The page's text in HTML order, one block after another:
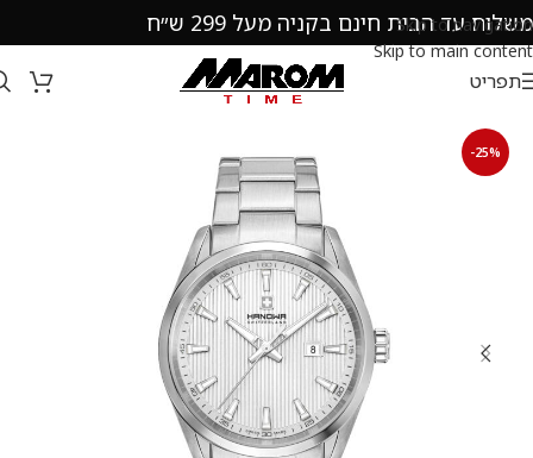
Skip to navigation
Skip to main content
משלוח עד הבית חינם בקניה מעל 299 ש״ח
תפריט
-25%